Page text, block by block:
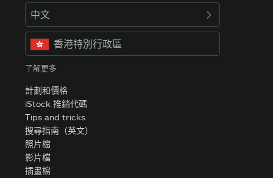
中文
香港特別行政區
了解更多
計劃和價格
iStock 推銷代碼
Tips and tricks
搜尋指南（英文）
照片檔
影片檔
插畫檔